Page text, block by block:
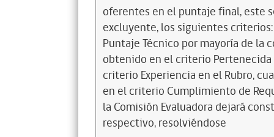
oferentes en el puntaje final, este
excluyente, los siguientes
Puntaje Técnico por mayoría de la
obtenido en el criterio
criterio Experiencia en el Rubro,
en el criterio Cumplimiento de
la Comisión Evaluadora dejará
respectivo, resolviéndose